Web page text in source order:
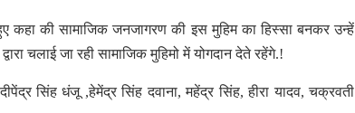
कहा की सामाजिक जनजागरण की इस मुहिम का हिस्सा बनकर उन्हें
चलाई जा रही सामाजिक मुहिमो में योगदान देते रहेंगे.!
सिंह धंजू ,हेमेंद्र सिंह दवाना, महेंद्र सिंह, हीरा यादव, चक्रवती